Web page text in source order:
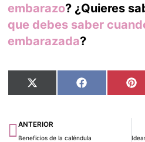
embarazo? ¿Quieres
que debes saber
embarazada?
Compartir
en
X
(Twitter)
Compartir
en
Facebook
Ant
ANTERIOR
Beneficios de la caléndula